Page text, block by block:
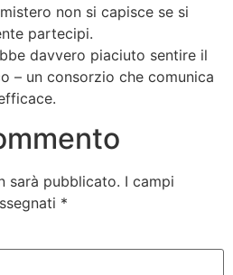
non si capisce se si
partecipi.
davvero piaciuto sentire il
– un consorzio che comunica
sarà pubblicato. I campi
*